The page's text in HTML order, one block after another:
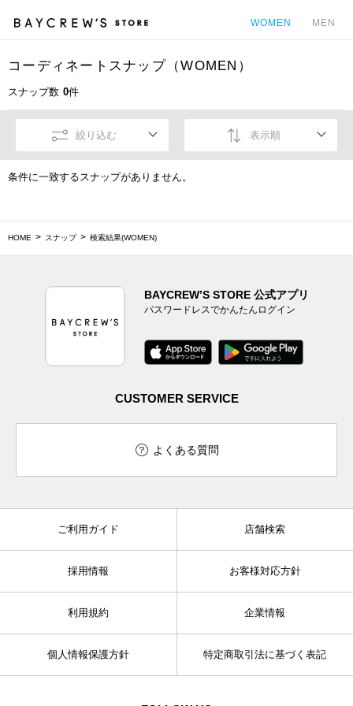
WOMEN MEN
コーディネートスナップ（WOMEN）
スナップ数 0件
絞り込む 表示順
条件に一致するスナップがありません。
HOME スナップ 検索結果(WOMEN)
BAYCREW’S STORE 公式アプリ
パスワードレスでかんたんログイン
CUSTOMER SERVICE
よくある質問
ご利用ガイド 店舗検索
採用情報 お客様対応方針
利用規約 企業情報
個人情報保護方針 特定商取引法に基づく表記